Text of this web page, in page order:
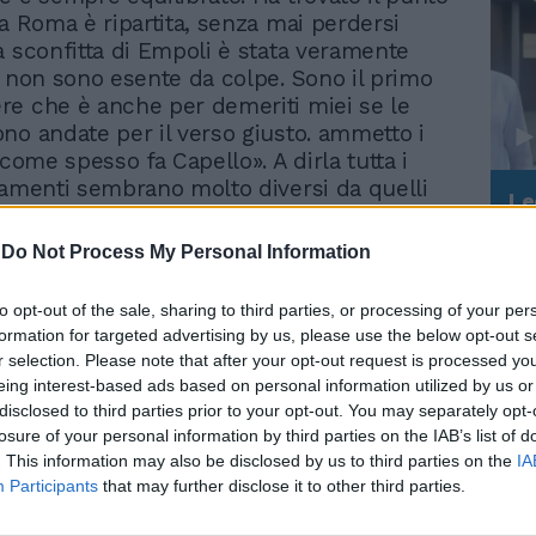
Do Not Process My Personal Information
opt-out of the sale, sharing to third parties, or processing of your
for targeted advertising by us, please use the below opt-out
selection. Please note that after your opt-out request is processed
interest-based ads based on personal information utilized by us
to third parties prior to your opt-out. You may separately
of your personal information by third parties on the IAB’s list of
This information may also be disclosed by us to third parties on the
Participants that may further disclose it to other third parties.
Roma è ripartita, senza mai perdersi
sconfitta di Empoli è stata veramente
sono esente da colpe. Sono il primo
che è anche per demeriti miei se le
andate per il verso giusto. ammetto i
spesso fa Capello». A dirla tutta i
sembrano molto diversi da quelli
«Dopo un inizio positivo con la
il tecnico ospite della
«Fuori Zona» su Sky — alla prima di
ho creato nella squadra una certa
Invece di farla esercitare al meglio ed
uno stesso modulo, ho provato prima
poi un altro e così i giocatori non
assimilare al meglio gli insegnamenti.
proseguire come eravamo partiti».
hanno faticato, hanno perso la
deludendo le attese di inizio stagione.
Rudy Giuliani a Come States?
Trump, Meloni e la strategia